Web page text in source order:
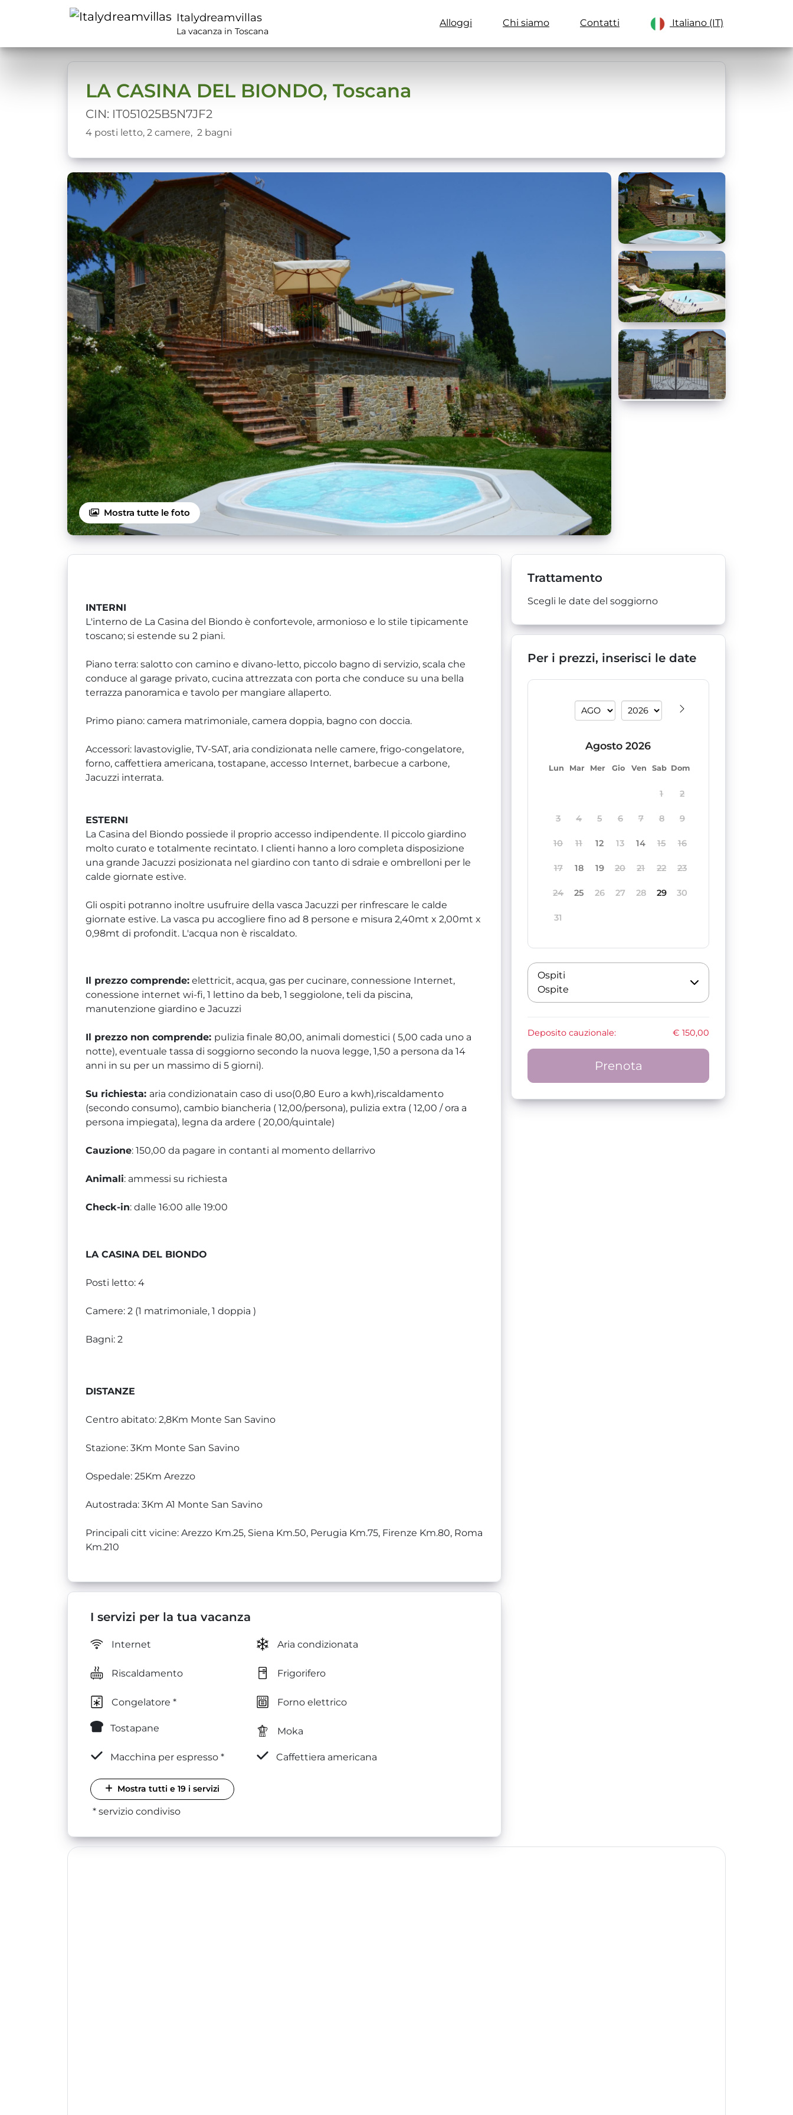
Italydreamvillas
La vacanza in Toscana
Alloggi Chi siamo Contatti Italiano (IT)
LA CASINA DEL BIONDO, Toscana
CIN: IT051025B5N7JF2
4 posti letto, 2 camere, 2 bagni
Mostra tutte le foto
INTERNI
L'interno de La Casina del Biondo è confortevole, armonioso e lo stile tipicamente
toscano; si estende su 2 piani.
Piano terra: salotto con camino e divano-letto, piccolo bagno di servizio, scala che
conduce al garage privato, cucina attrezzata con porta che conduce su una bella
terrazza panoramica e tavolo per mangiare allaperto.
Primo piano: camera matrimoniale, camera doppia, bagno con doccia.
Accessori: lavastoviglie, TV-SAT, aria condizionata nelle camere, frigo-congelatore,
forno, caffettiera americana, tostapane, accesso Internet, barbecue a carbone,
Jacuzzi interrata.
ESTERNI
La Casina del Biondo possiede il proprio accesso indipendente. Il piccolo giardino
molto curato e totalmente recintato. I clienti hanno a loro completa disposizione
una grande Jacuzzi posizionata nel giardino con tanto di sdraie e ombrelloni per le
calde giornate estive.
Gli ospiti potranno inoltre usufruire della vasca Jacuzzi per rinfrescare le calde
giornate estive. La vasca pu accogliere fino ad 8 persone e misura 2,40mt x 2,00mt x
0,98mt di profondit. L'acqua non è riscaldato.
Il prezzo comprende: elettricit, acqua, gas per cucinare, connessione Internet,
conessione internet wi-fi, 1 lettino da beb, 1 seggiolone, teli da piscina,
manutenzione giardino e Jacuzzi
Il prezzo non comprende: pulizia finale 80,00, animali domestici ( 5,00 cada uno a
notte), eventuale tassa di soggiorno secondo la nuova legge, 1,50 a persona da 14
anni in su per un massimo di 5 giorni).
Su richiesta: aria condizionatain caso di uso(0,80 Euro a kwh),riscaldamento
(secondo consumo), cambio biancheria ( 12,00/persona), pulizia extra ( 12,00 / ora a
persona impiegata), legna da ardere ( 20,00/quintale)
Cauzione: 150,00 da pagare in contanti al momento dellarrivo
Animali: ammessi su richiesta
Check-in: dalle 16:00 alle 19:00
LA CASINA DEL BIONDO
Posti letto: 4
Camere: 2 (1 matrimoniale, 1 doppia )
Bagni: 2
DISTANZE
Centro abitato: 2,8Km Monte San Savino
Stazione: 3Km Monte San Savino
Ospedale: 25Km Arezzo
Autostrada: 3Km A1 Monte San Savino
Principali citt vicine: Arezzo Km.25, Siena Km.50, Perugia Km.75, Firenze Km.80, Roma
Km.210
I servizi per la tua vacanza
Internet Aria condizionata
Riscaldamento Frigorifero
Congelatore * Forno elettrico
Tostapane Moka
Macchina per espresso * Caffettiera americana
Mostra tutti e 19 i servizi
* servizio condiviso
Trattamento
Scegli le date del soggiorno
Per i prezzi, inserisci le date
agosto 2026
lun mar mer gio ven sab dom
1 2
3 4 5 6 7 8 9
10 11 12 13 14 15 16
17 18 19 20 21 22 23
24 25 26 27 28 29 30
31
Ospiti
Ospite
Deposito cauzionale: € 150,00
Prenota